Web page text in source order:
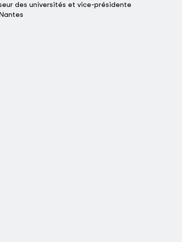
des universités et vice-présidente